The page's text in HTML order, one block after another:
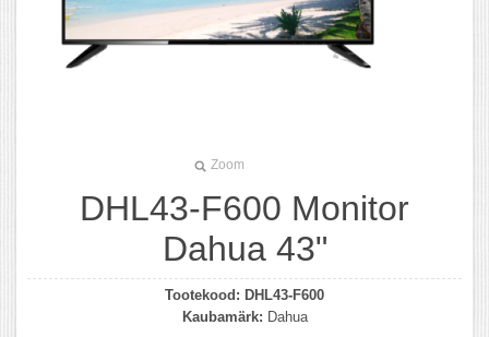
Zoom
DHL43-F600 Monitor
Dahua 43"
Tootekood: DHL43-F600
Kaubamärk: Dahua